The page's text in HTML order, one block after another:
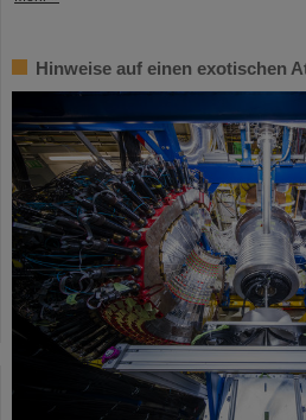
Hinweise auf einen exotischen